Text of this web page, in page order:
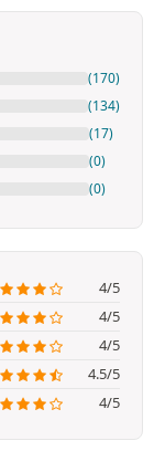
(170)
(134)
(17)
(0)
(0)
4/5
4/5
4/5
4.5/5
4/5